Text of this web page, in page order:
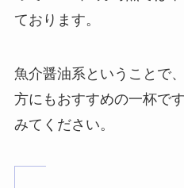
ております。
魚介醤油系ということで、
方にもおすすめの一杯で
みてください。